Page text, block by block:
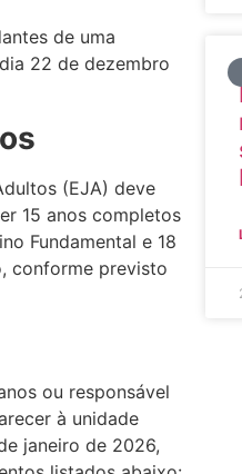
de uma
22 de dezembro
(EJA) deve
15 anos completos
Fundamental e 18
conforme previsto
ou responsável
à unidade
janeiro de 2026,